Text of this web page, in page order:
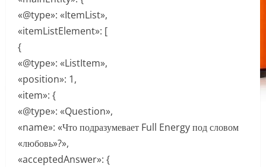
«@type»: «ItemList»,
«itemListElement»: [
{
«@type»: «ListItem»,
«position»: 1,
«item»: {
«@type»: «Question»,
«name»: «Что подразумевает Full Energy под словом
«любовь»?»,
«acceptedAnswer»: {